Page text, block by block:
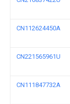
CN112624450A
CN221565961U
CN111847732A